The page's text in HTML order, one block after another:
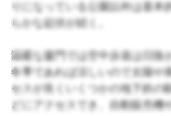
りになっている公園以外は基本
らかな起伏が続く。
温暖な廈門では空中歩道は日陰
冬季であれば涼しいので太陽や
セスが良くいくつかの地下鉄の
どにアクセスでき、自動販売機